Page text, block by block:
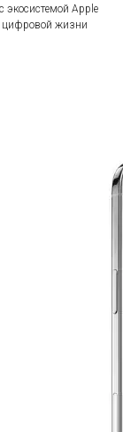
экосистемой Apple
цифровой жизни